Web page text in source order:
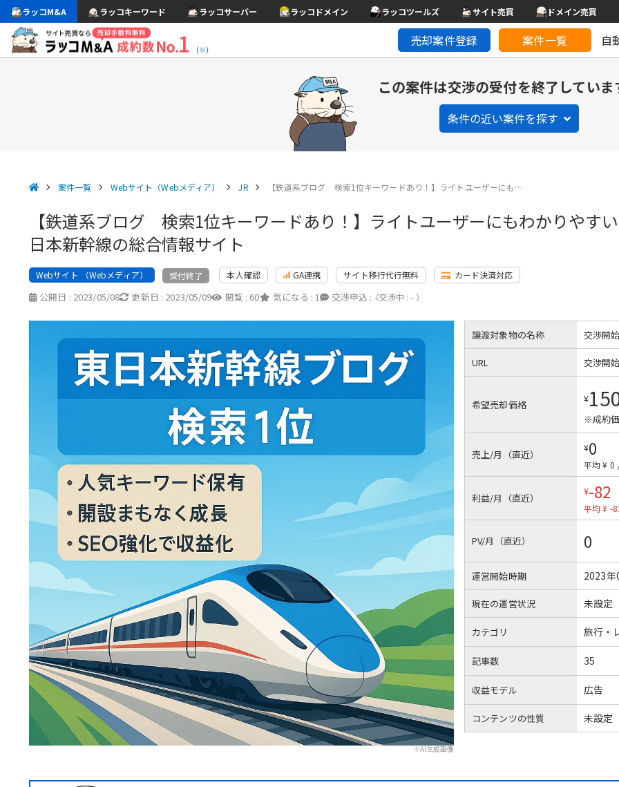
ラッコM&A ラッコキーワード ラッコサーバー ラッコドメイン ラッコツールズ サイト売買 ドメイン売買
(※)
売却案件登録 案件一覧 自
この案件は交渉の受付を終了していま
条件の近い案件を探す
案件一覧 Webサイト（Webメディア） JR 【鉄道系ブログ 検索1位キーワードあり！】ライトユーザーにも…
【鉄道系ブログ 検索1位キーワードあり！】ライトユーザーにもわかりやす
日本新幹線の総合情報サイト
Webサイト （Webメディア） 受付終了 本人確認 GA連携 サイト移行代行無料 カード決済対応
公開日 : 2023/05/08 更新日 : 2023/05/09 閲覧 : 60 気になる : 1 交渉申込 : -
（交渉中 : - ）
※AI生成画像
譲渡対象物の名称 交渉開
URL 交渉開
希望売却価格 ¥
※成約
売上/月（直近）
¥0
平均 ¥ 0
利益/月（直近）
¥-82
平均 ¥ -
PV/月（直近） 0
運営開始時期 2023年
現在の運営状況 未設定
カテゴリ 旅行・
記事数 35
収益モデル 広告
コンテンツの性質 未設定